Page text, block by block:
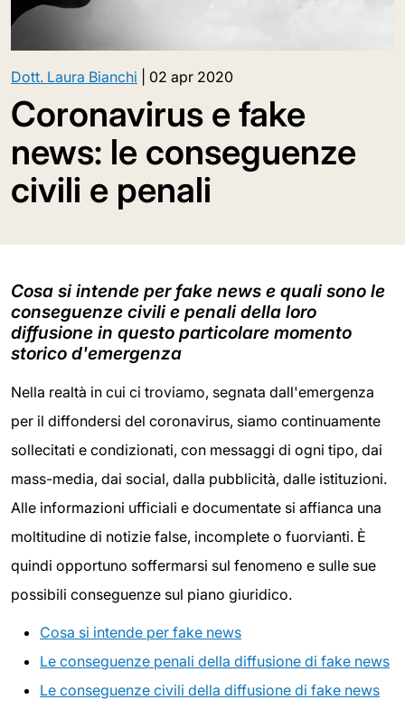
Dott. Laura Bianchi 02 apr 2020
Coronavirus e fake
news: le conseguenze
civili e penali
Cosa si intende per fake news e quali sono le
conseguenze civili e penali della loro
diffusione in questo particolare momento
storico d'emergenza
Nella realtà in cui ci troviamo, segnata dall'emergenza
per il diffondersi del coronavirus, siamo continuamente
sollecitati e condizionati, con messaggi di ogni tipo, dai
mass-media, dai social, dalla pubblicità, dalle istituzioni.
Alle informazioni ufficiali e documentate si affianca una
moltitudine di notizie false, incomplete o fuorvianti. È
quindi opportuno soffermarsi sul fenomeno e sulle sue
possibili conseguenze sul piano giuridico.
Cosa si intende per fake news
Le conseguenze penali della diffusione di fake news
Le conseguenze civili della diffusione di fake news